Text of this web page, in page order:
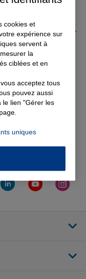
Allianz sont
les
de France
Allianz
Nord
Facebook de Allianz
la page Twitter de
Aller sur la page
Aller sur la
Aller
cookies et
expérience sur
servent à
la
ciblées et en
acceptez tous
pouvez aussi
le lien "Gérer les
uniques